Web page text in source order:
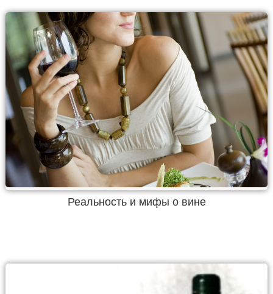
Реальность и мифы о вине